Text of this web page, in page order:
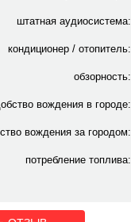
штатная аудиосистема:
кондиционер / отопитель:
обзорность:
вождения в городе:
вождения за городом:
потребление топлива: